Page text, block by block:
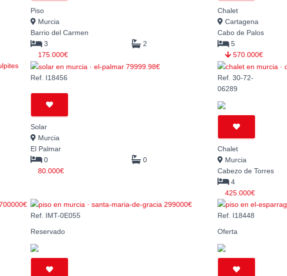
Piso
Murcia
Barrio del Carmen
3
2
175.000€
Chalet
Cartagena
Cabo de Palos
5
570.000€
Ref. I18456
Solar
Murcia
El Palmar
0
0
80.000€
Ref. 30-72-
06289
Chalet
Murcia
Cabezo de Torres
4
425.000€
Ref. IMT-0E055
Reservado
Ref. I18448
Oferta